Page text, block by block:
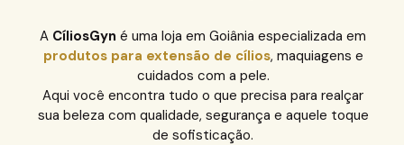
A CíliosGyn é uma loja em Goiânia especializada em
produtos para extensão de cílios, maquiagens e
cuidados com a pele.
Aqui você encontra tudo o que precisa para realçar
sua beleza com qualidade, segurança e aquele toque
de sofisticação.